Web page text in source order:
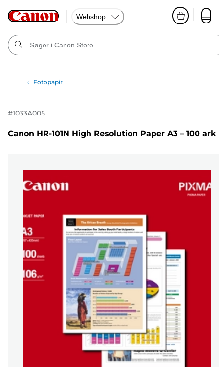
Webshop
Fotopapir
#1033A005
Canon HR-101N High Resolution Paper A3 – 100 ark